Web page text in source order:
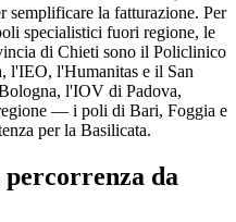
semplificare la fatturazione. Per
specialistici fuori regione, le
di Chieti sono il Policlinico
l'IEO, l'Humanitas e il San
l'IOV di Padova,
— i poli di Bari, Foggia e
per la Basilicata.
da